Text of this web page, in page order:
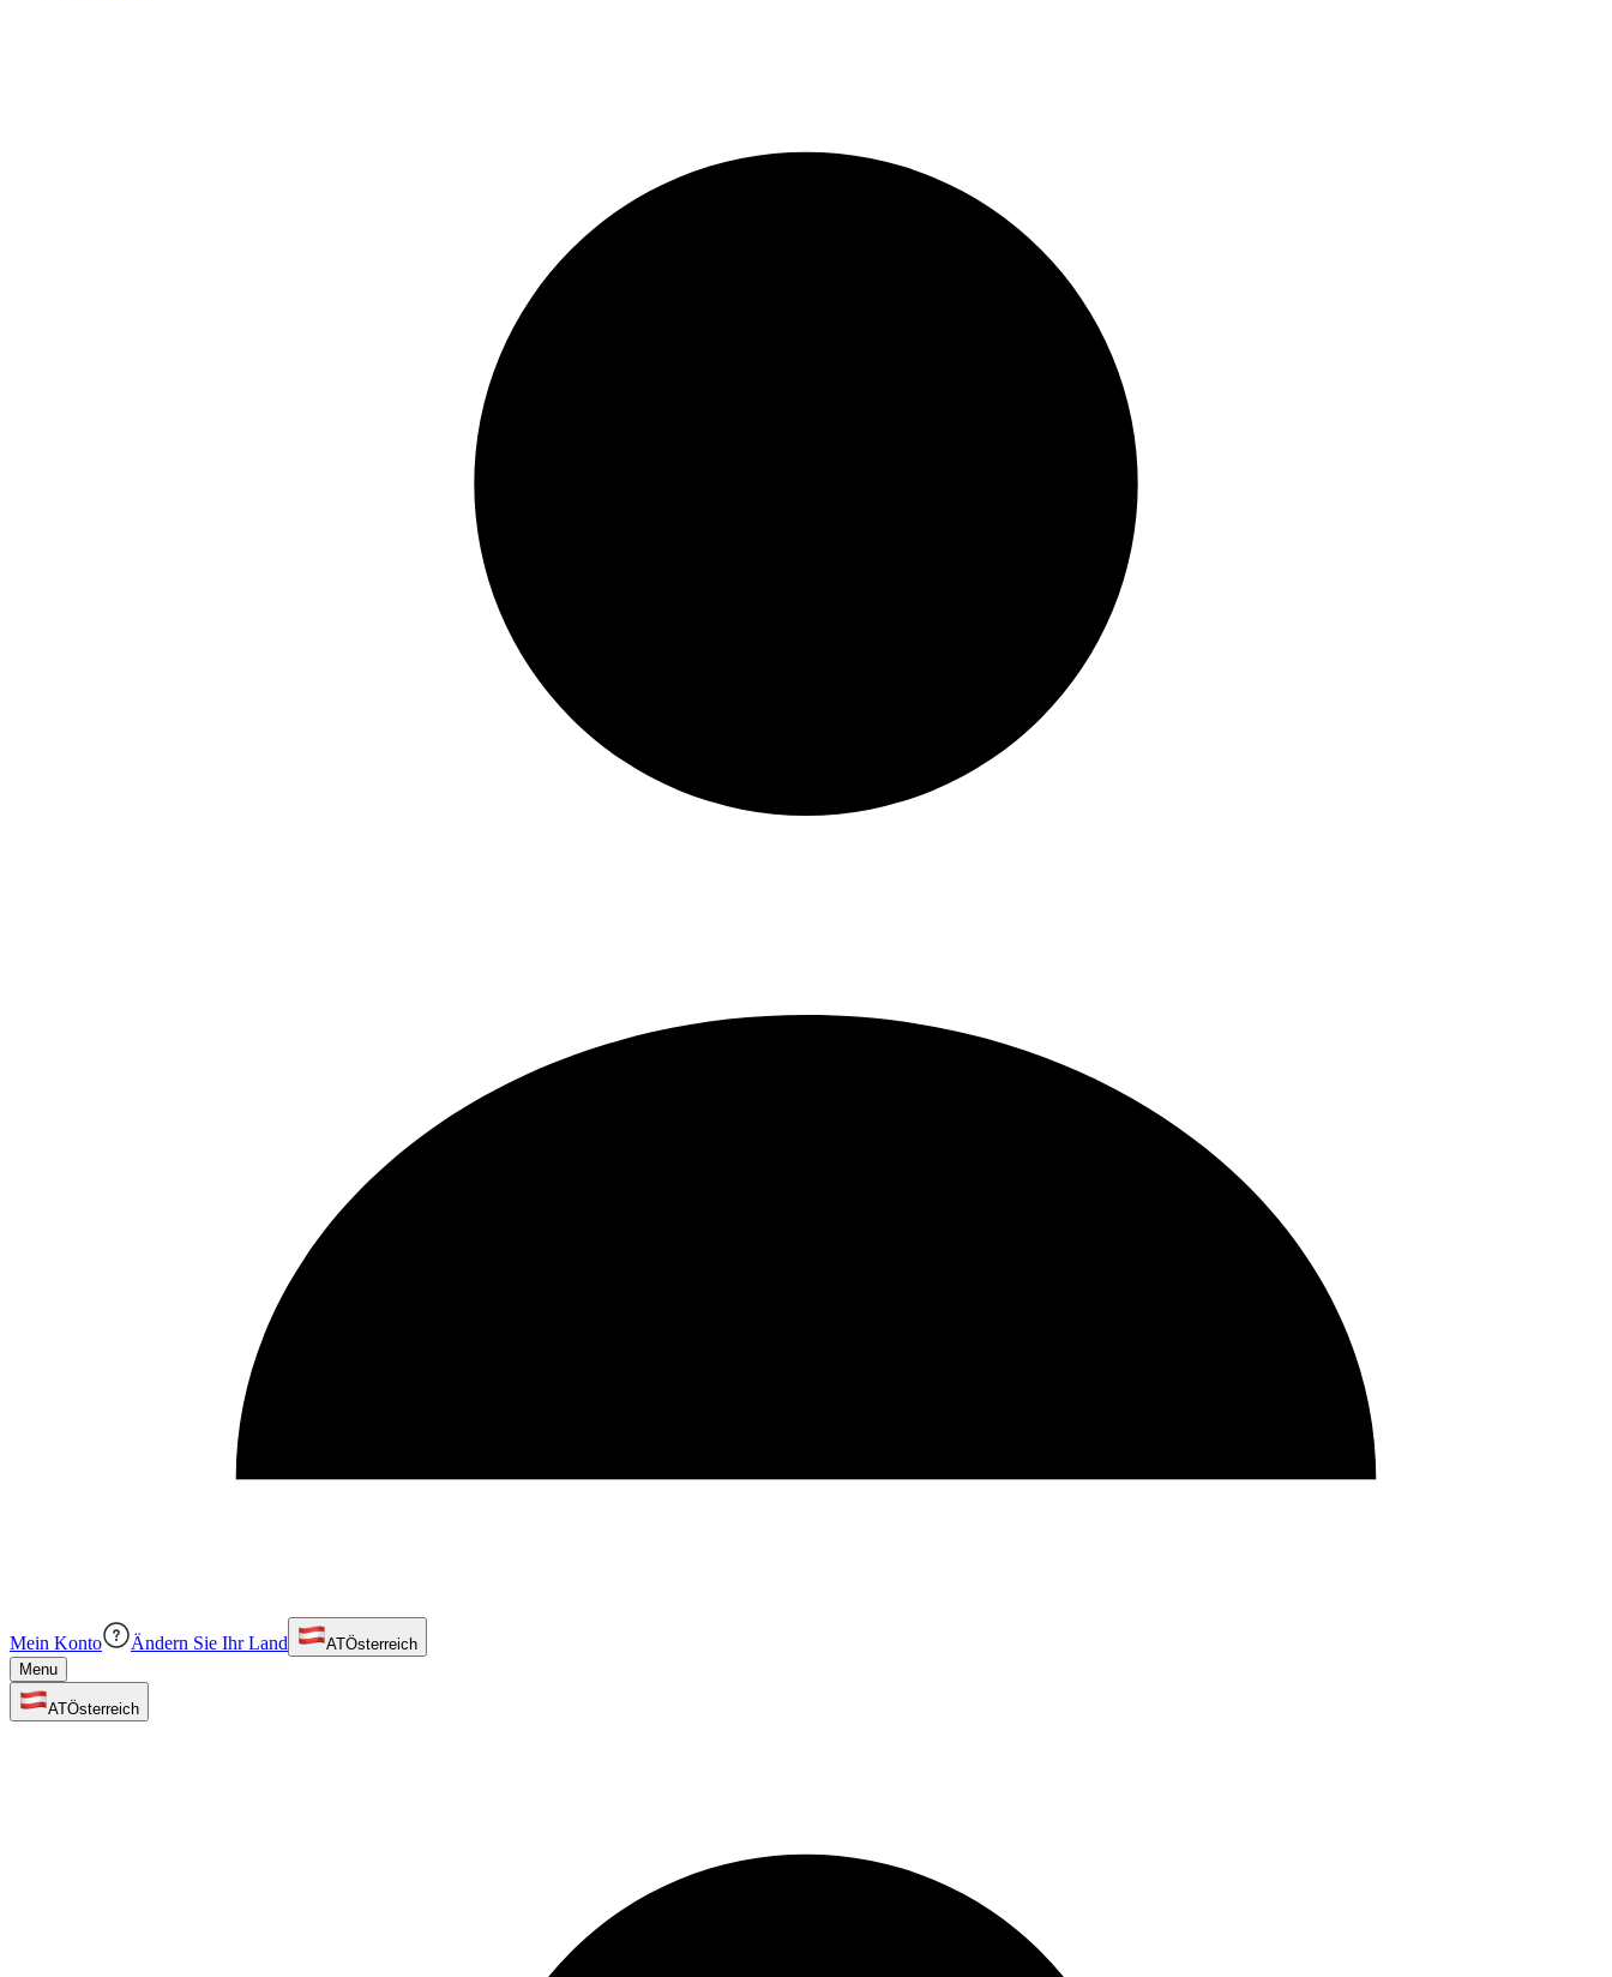
Mein Konto Ändern Sie Ihr Land ATÖsterreich
Menu
ATÖsterreich